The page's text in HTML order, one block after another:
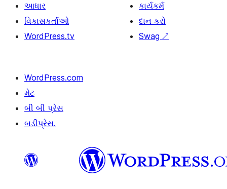
આધાર
વિકાસકર્તાઓ
WordPress.tv
કાર્યકર્મ
દાન કરો
Swag ↗
WordPress.com
મેટ
બી બી પ્રેસ
બડીપ્રેસ.